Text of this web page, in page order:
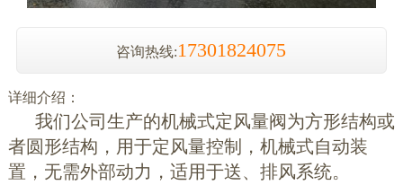
咨询热线:17301824075
详细介绍：
我们公司生产的机械式定风量阀为方形结构或
者圆形结构，用于定风量控制，机械式自动装
置，无需外部动力，适用于送、排风系统。